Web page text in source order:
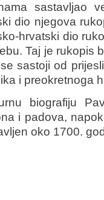
sastavljao
dio njegova
hrvatski dio
Taj je rukopis
sastoji od
i preokretnoga
biografiju
i padova,
oko 1700.